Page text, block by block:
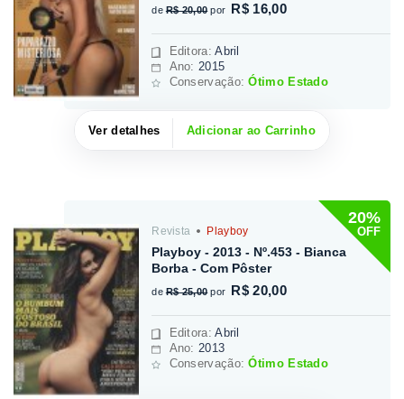
de R$ 20,00 por R$ 16,00
Editora:Abril
Ano: 2015
Conservação:Ótimo Estado
Ver detalhes Adicionar ao Carrinho
20%
OFF
Revista Playboy
Playboy - 2013 - Nº.453 - Bianca
Borba - Com Pôster
de R$ 25,00 por R$ 20,00
Editora:Abril
Ano: 2013
Conservação:Ótimo Estado